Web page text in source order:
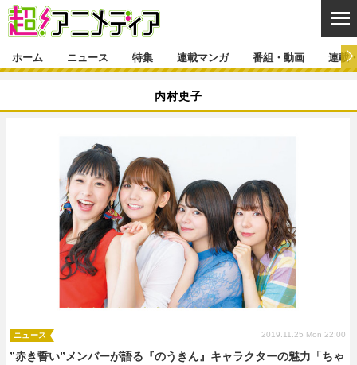
ゲーム・アプリ
映画 音楽
グッズ イベント
声優 コスプレ
新帝スタ
特集一覧
インタビュー レポート
ラキりす
連載マンガ一覧 連載一覧
番組・動画
番組・動画一覧 ラジオ
動画
連載・ブログ
連載・ブログ一覧 コラム
編集部ブログ・お知らせ
ホーム ニュース 特集 連載マンガ 番組・動画 連載
内村史子
”赤き誓い”メンバーが語る『のうきん』キャラクターの魅力「ちゃ
ニュース 2019.11.25 Mon 22:00